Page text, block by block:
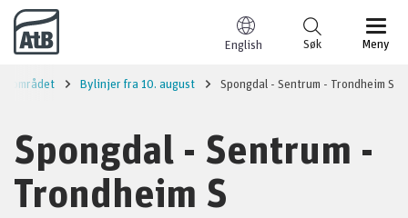
Til innhold
English Meny
Søk
Bylinjer fra 10. august Spongdal - Sentrum - Trondheim S
Spongdal - Sentrum -
Trondheim S